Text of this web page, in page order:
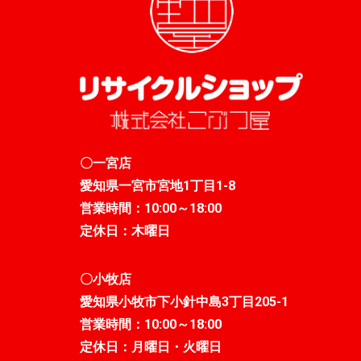
〇一宮店
愛知県一宮市宮地1丁目1-8
営業時間：10:00～18:00
定休日：木曜日
〇小牧店
愛知県小牧市下小針中島3丁目205-1
営業時間：10:00～18:00
定休日：月曜日・火曜日